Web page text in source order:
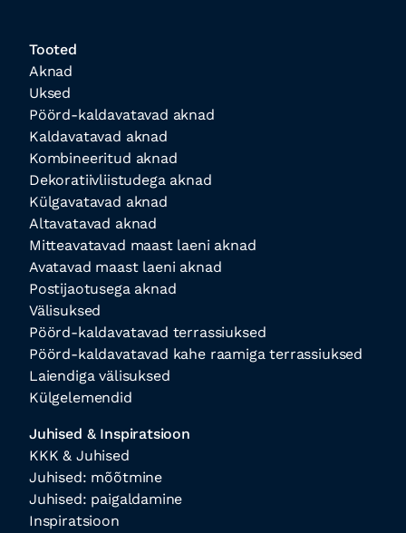
Tooted
Aknad
Uksed
Pöörd-kaldavatavad aknad
Kaldavatavad aknad
Kombineeritud aknad
Dekoratiivliistudega aknad
Külgavatavad aknad
Altavatavad aknad
Mitteavatavad maast laeni aknad
Avatavad maast laeni aknad
Postijaotusega aknad
Välisuksed
Pöörd-kaldavatavad terrassiuksed
Pöörd-kaldavatavad kahe raamiga terrassiuksed
Laiendiga välisuksed
Külgelemendid
Juhised & Inspiratsioon
KKK & Juhised
Juhised: mõõtmine
Juhised: paigaldamine
Inspiratsioon